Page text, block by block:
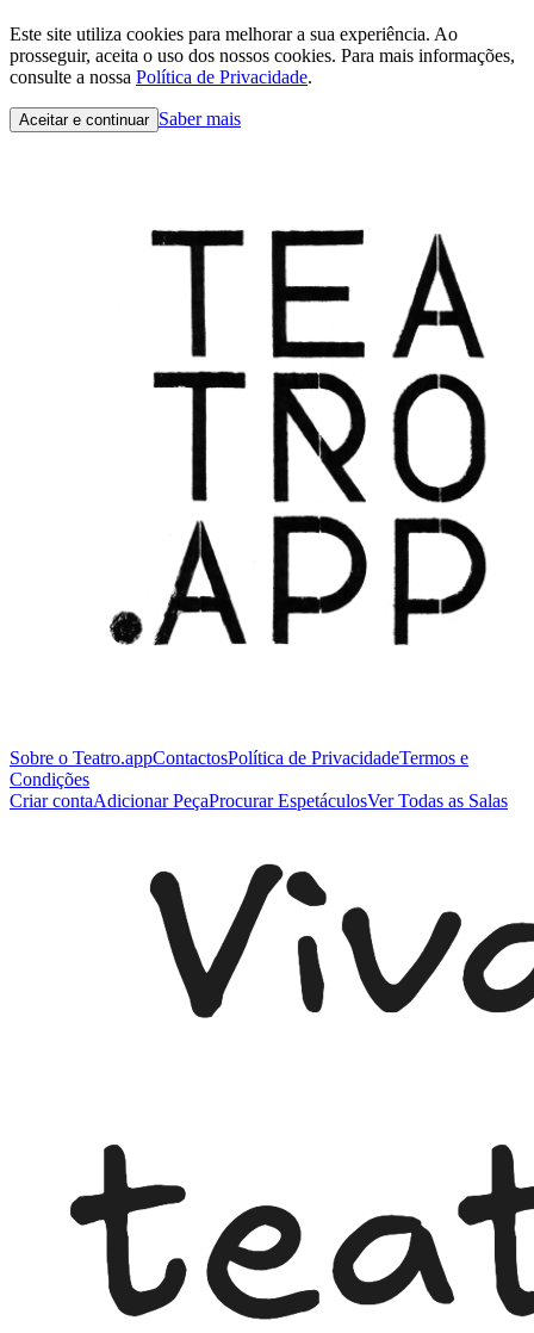
Este site utiliza cookies para melhorar a sua experiência. Ao
prosseguir, aceita o uso dos nossos cookies. Para mais informações,
consulte a nossa Política de Privacidade.
Aceitar e continuar Saber mais
Sobre o Teatro.appContactosPolítica de PrivacidadeTermos e
Condições
Criar contaAdicionar PeçaProcurar EspetáculosVer Todas as Salas